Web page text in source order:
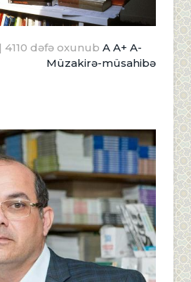
| 4110 dəfə oxunub A A+ A-
Müzakirə-müsahibə